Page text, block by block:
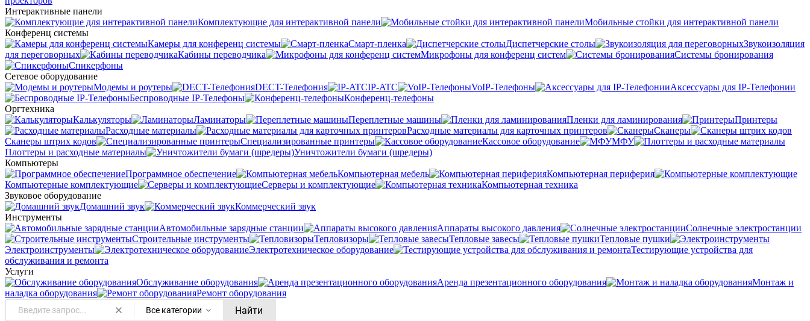
Интерактивные панели
Комплектующие для интерактивной панели
Мобильные стойки для интерактивной панели
Конференц системы
Камеры для конференц системы
Cмарт-пленка Диспетчерские столы
Звукоизоляция
для переговорных
Кабины переводчика Микрофоны для конференц систем
Системы бронирования
Спикерфоны
Сетевое оборудование
Модемы и роутеры
DECT-Телефония IP-ATC VoIP-Телефоны
Аксессуары для IP-Телефонии
Беспроводные IP-Телефоны
Конференц-телефоны
Оргтехника
Калькуляторы
Ламинаторы Переплетные машины Пленки для ламинирования
Принтеры
Расходные материалы
Расходные материалы для карточных принтеров
Сканеры
Сканеры штрих кодов
Специализированные принтеры Кассовое оборудование
МФУ
Плоттеры и расходные материалы
Уничтожители бумаги (шредеры)
Компьютеры
Программное обеспечение
Компьютерная мебель
Компьютерная периферия
Компьютерные комплектующие
Серверы и комплектующие
Компьютерная техника
Звуковое оборудование
Домашний звук
Коммерческий звук
Инструменты
Автомобильные зарядные станции
Аппараты высокого давления
Солнечные электростанции
Строительные инструменты
Тепловизоры Тепловые завесы
Тепловые пушки
Электроинструменты
Электротехническое оборудование
Тестирующие устройства для
обслуживания и ремонта
Услуги
Oбслуживание оборудования
Аренда презентационного оборудования
Монтаж и
наладка оборудования
Ремонт оборудования
Все категории Найти